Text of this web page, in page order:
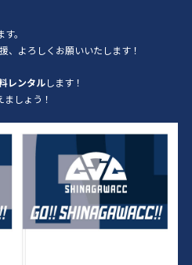
。
、よろしくお願いいたします！
レンタルします！
しょう！